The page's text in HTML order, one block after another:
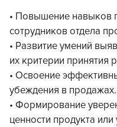
• Повышение навыков
сотрудников отдела
• Развитие умений
их критерии принятия
• Освоение
убеждения в продажах.
• Формирование
ценности продукта или